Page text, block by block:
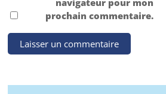
navigateur pour mon
prochain commentaire.